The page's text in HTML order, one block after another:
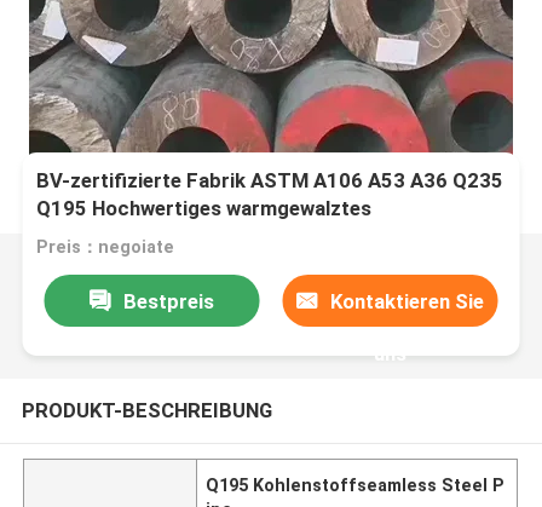
BV-zertifizierte Fabrik ASTM A106 A53 A36 Q235
Q195 Hochwertiges warmgewalztes
Kohlenstoffseamless Steel Pipe mit hoher Qualität
und günstigem Preis
Preis：negoiate
Bestpreis Kontaktieren Sie
uns
PRODUKT-BESCHREIBUNG
Q195 Kohlenstoffseamless Steel P